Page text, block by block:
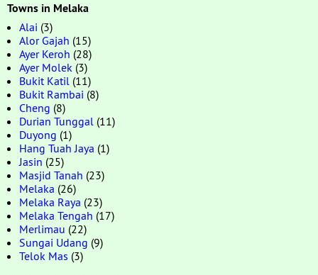
Towns in Melaka
Alai (3)
Alor Gajah (15)
Ayer Keroh (28)
Ayer Molek (3)
Bukit Katil (11)
Bukit Rambai (8)
Cheng (8)
Durian Tunggal (11)
Duyong (1)
Hang Tuah Jaya (1)
Jasin (25)
Masjid Tanah (23)
Melaka (26)
Melaka Raya (23)
Melaka Tengah (17)
Merlimau (22)
Sungai Udang (9)
Telok Mas (3)